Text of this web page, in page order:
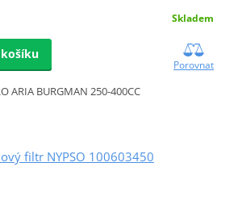
Skladem
košíku
Porovnat
ARIA BURGMAN 250-400CC
filtr NYPSO 100603450